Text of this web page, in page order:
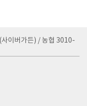
이버가든) / 농협 3010-